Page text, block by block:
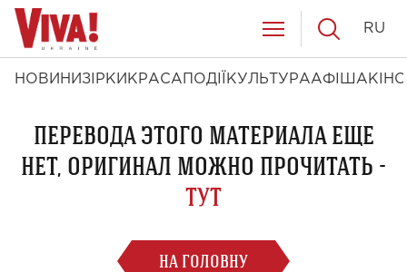
НОВИНИ ЗІРКИ КРАСА ПОДІЇ КУЛЬТУРААФІША КІНО
RU
ПЕРЕВОДА ЭТОГО МАТЕРИАЛА ЕЩЕ
НЕТ, ОРИГИНАЛ МОЖНО ПРОЧИТАТЬ -
ТУТ
НА ГОЛОВНУ